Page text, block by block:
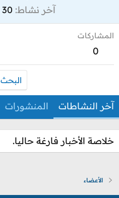
آخر نشاط 30 أبريل 2014
المشاركات
0
البحث
آخر النشاطات المنشورات
خلاصة الأخبار فارغة حاليا.
الأعضاء